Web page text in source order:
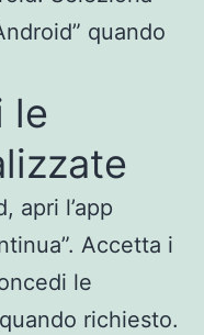
quando
le
apri l’app
Accetta i
le
richiesto.